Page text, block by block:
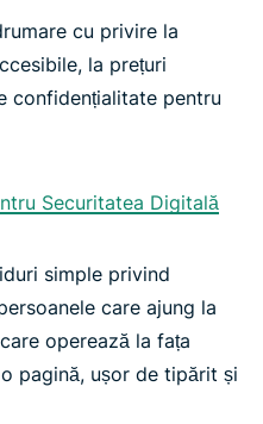
cu privire la
la prețuri
confidențialitate pentru
Securitatea Digitală
simple privind
care ajung la
operează la fața
pagină, ușor de tipărit și